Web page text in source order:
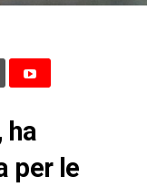
ha
per le